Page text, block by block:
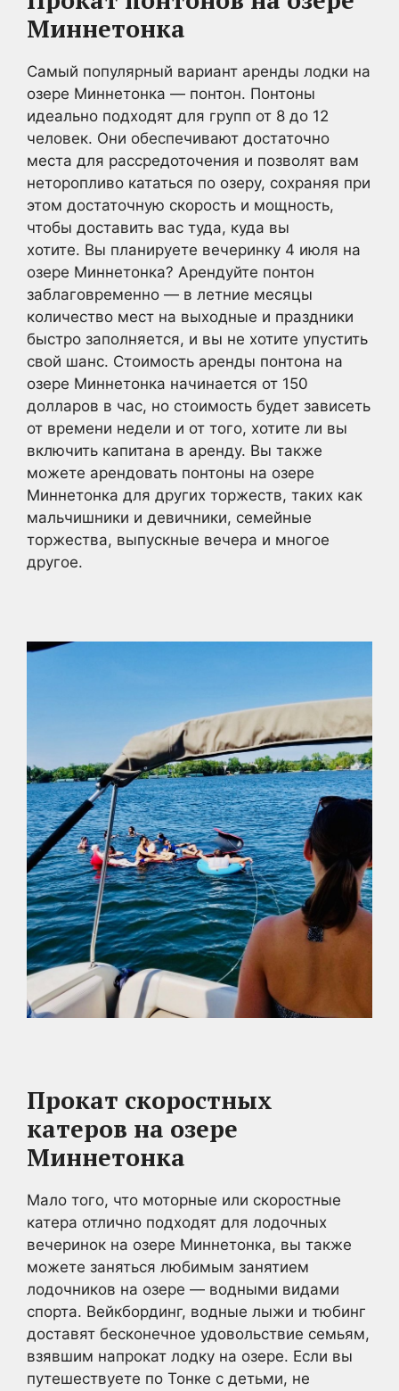
Миннетонка
Самый популярный вариант аренды лодки на
озере Миннетонка — понтон. Понтоны
идеально подходят для групп от 8 до 12
человек. Они обеспечивают достаточно
места для рассредоточения и позволят вам
неторопливо кататься по озеру, сохраняя при
этом достаточную скорость и мощность,
чтобы доставить вас туда, куда вы
хотите. Вы планируете вечеринку 4 июля на
озере Миннетонка? Арендуйте понтон
заблаговременно — в летние месяцы
количество мест на выходные и праздники
быстро заполняется, и вы не хотите упустить
свой шанс. Стоимость аренды понтона на
озере Миннетонка начинается от 150
долларов в час, но стоимость будет зависеть
от времени недели и от того, хотите ли вы
включить капитана в аренду. Вы также
можете арендовать понтоны на озере
Миннетонка для других торжеств, таких как
мальчишники и девичники, семейные
торжества, выпускные вечера и многое
другое.
Прокат скоростных
катеров на озере
Миннетонка
Мало того, что моторные или скоростные
катера отлично подходят для лодочных
вечеринок на озере Миннетонка, вы также
можете заняться любимым занятием
лодочников на озере — водными видами
спорта. Вейкбординг, водные лыжи и тюбинг
доставят бесконечное удовольствие семьям,
взявшим напрокат лодку на озере. Если вы
путешествуете по Тонке с детьми, не